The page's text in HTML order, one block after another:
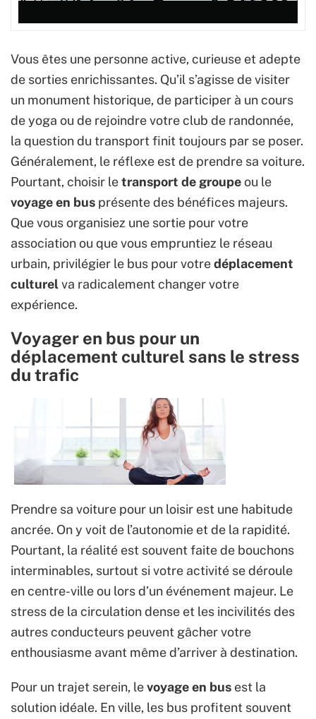
Vous êtes une personne active, curieuse et adepte
de sorties enrichissantes. Qu’il s’agisse de visiter
un monument historique, de participer à un cours
de yoga ou de rejoindre votre club de randonnée,
la question du transport finit toujours par se poser.
Généralement, le réflexe est de prendre sa voiture.
Pourtant, choisir letransport de groupeou le
voyage en bus présente des bénéfices majeurs.
Que vous organisiez une sortie pour votre
association ou que vous empruntiez le réseau
urbain, privilégier le bus pour votredéplacement
culturelva radicalement changer votre
expérience.
Voyager en bus pour un
déplacement culturel sans le stress
du trafic
Prendre sa voiture pour un loisir est une habitude
ancrée. On y voit de l’autonomie et de la rapidité.
Pourtant, la réalité est souvent faite de bouchons
interminables, surtout si votre activité se déroule
en centre-ville ou lors d’un événement majeur. Le
stress de la circulation dense et les incivilités des
autres conducteurs peuvent gâcher votre
enthousiasme avant même d’arriver à destination.
Pour un trajet serein, levoyage en bus est la
solution idéale. En ville, les bus profitent souvent